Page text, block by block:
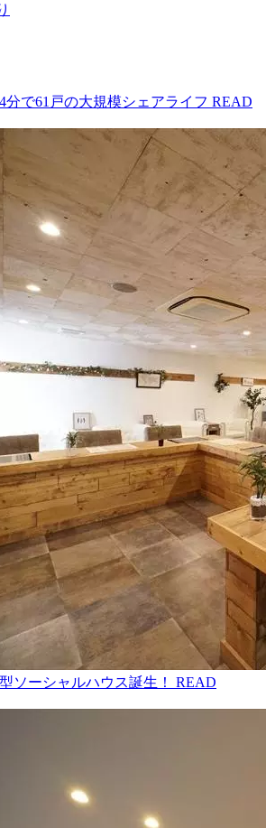
分で61戸の大規模シェアライフ READ
ソーシャルハウス誕生！
READ